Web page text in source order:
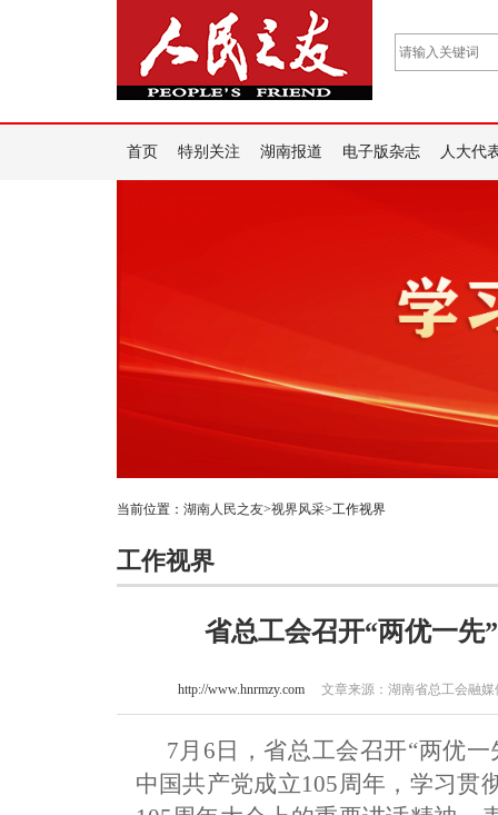
首页 特别关注 湖南报道 电子版杂志 人大代
当前位置： 湖南人民之友>视界风采>工作视界
工作视界
省总工会召开“两优一先
http://www.hnrmzy.com 文章来源：湖南省总工会融
7月6日，省总工会召开“两优
中国共产党成立105周年，学习贯